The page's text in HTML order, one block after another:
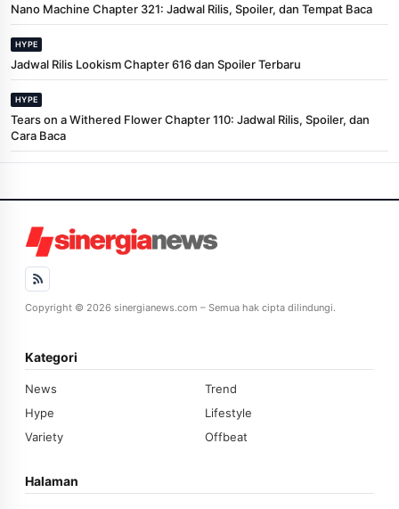
Nano Machine Chapter 321: Jadwal Rilis, Spoiler, dan Tempat Baca
HYPE
Jadwal Rilis Lookism Chapter 616 dan Spoiler Terbaru
HYPE
Tears on a Withered Flower Chapter 110: Jadwal Rilis, Spoiler, dan
Cara Baca
Copyright © 2026 sinergianews.com – Semua hak cipta dilindungi.
Kategori
News
Trend
Hype
Lifestyle
Variety
Offbeat
Halaman